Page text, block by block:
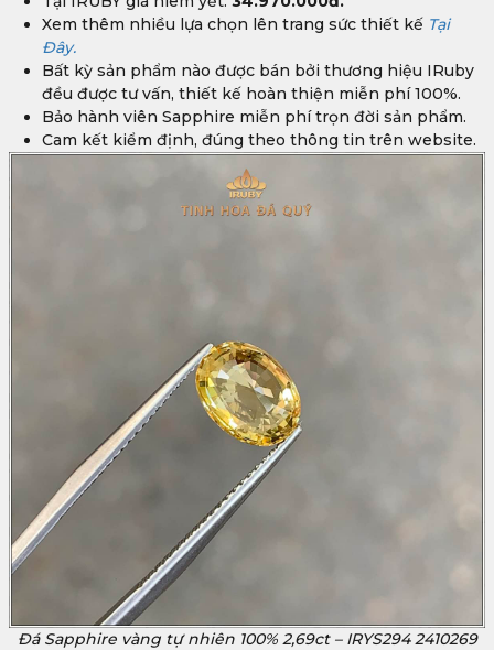
Xem thêm nhiều lựa chọn lên trang sức thiết kế Tại
Đây.
Bất kỳ sản phẩm nào được bán bởi thương hiệu IRuby
đều được tư vấn, thiết kế hoàn thiện miễn phí 100%.
Bảo hành viên Sapphire miễn phí trọn đời sản phẩm.
Cam kết kiểm định, đúng theo thông tin trên website.
Đá Sapphire vàng tự nhiên 100% 2,69ct – IRYS294 2410269